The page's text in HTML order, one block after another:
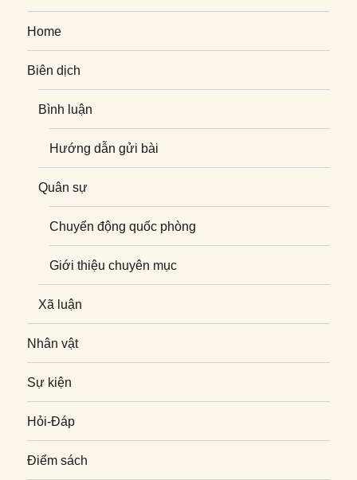
Home
Biên dịch
Bình luận
Hướng dẫn gửi bài
Quân sự
Chuyển động quốc phòng
Giới thiệu chuyên mục
Xã luận
Nhân vật
Sự kiện
Hỏi-Đáp
Điểm sách